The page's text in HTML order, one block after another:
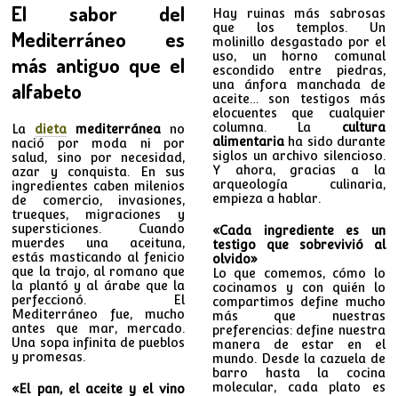
El sabor del
Mediterráneo es
más antiguo que el
alfabeto
La dieta mediterránea no
nació por moda ni por
salud, sino por necesidad,
azar y conquista. En sus
ingredientes caben milenios
de comercio, invasiones,
trueques, migraciones y
supersticiones. Cuando
muerdes una aceituna,
estás masticando al fenicio
que la trajo, al romano que
la plantó y al árabe que la
perfeccionó. El
Mediterráneo fue, mucho
antes que mar, mercado.
Una sopa infinita de pueblos
y promesas.
«El pan, el aceite y el vino
Hay ruinas más sabrosas
que los templos. Un
molinillo desgastado por el
uso, un horno comunal
escondido entre piedras,
una ánfora manchada de
aceite… son testigos más
elocuentes que cualquier
columna. La cultura
alimentariaha sido durante
siglos un archivo silencioso.
Y ahora, gracias a la
arqueología culinaria,
empieza a hablar.
«Cada ingrediente es un
testigo que sobrevivió al
olvido»
Lo que comemos, cómo lo
cocinamos y con quién lo
compartimos define mucho
más que nuestras
preferencias: define nuestra
manera de estar en el
mundo. Desde la cazuela de
barro hasta la cocina
molecular, cada plato es